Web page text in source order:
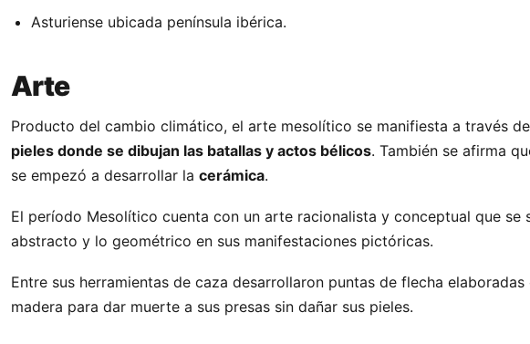
Asturiense ubicada península ibérica.
Arte
Producto del cambio climático, el arte mesolítico se manifiesta a través
pieles donde se dibujan las batallas y actos bélicos. También se afirma
se empezó a desarrollar la cerámica.
El período Mesolítico cuenta con un arte racionalista y conceptual que se
abstracto y lo geométrico en sus manifestaciones pictóricas.
Entre sus herramientas de caza desarrollaron puntas de flecha elaboradas
madera para dar muerte a sus presas sin dañar sus pieles.